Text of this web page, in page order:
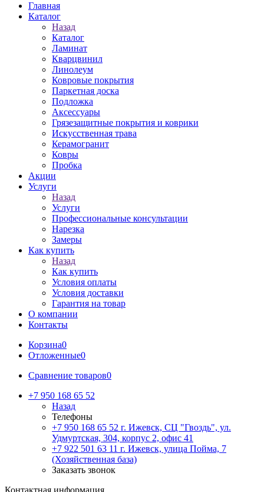
Главная
Каталог
Назад
Каталог
Ламинат
Кварцвинил
Линолеум
Ковровые покрытия
Паркетная доска
Подложка
Аксессуары
Грязезащитные покрытия и коврики
Искусственная трава
Керамогранит
Ковры
Пробка
Акции
Услуги
Назад
Услуги
Профессиональные консультации
Нарезка
Замеры
Как купить
Назад
Как купить
Условия оплаты
Условия доставки
Гарантия на товар
О компании
Контакты
Корзина0
Отложенные0
Сравнение товаров0
+7 950 168 65 52
Назад
Телефоны
+7 950 168 65 52 г. Ижевск, СЦ "Гвоздь", ул.
Удмуртская, 304, корпус 2, офис 41
+7 922 501 63 11 г. Ижевск, улица Пойма, 7
(Хозяйственная база)
Заказать звонок
Контактная информация